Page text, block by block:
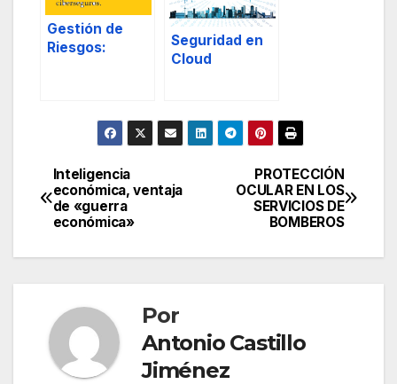
Gestión de
Riesgos:
Seguridad en
Cloud
Navegación
de
entradas
PROTECCIÓN
OCULAR EN LOS
SERVICIOS DE
BOMBEROS
Inteligencia
económica, ventaja
de «guerra
económica»
Por
Antonio Castillo
Jiménez